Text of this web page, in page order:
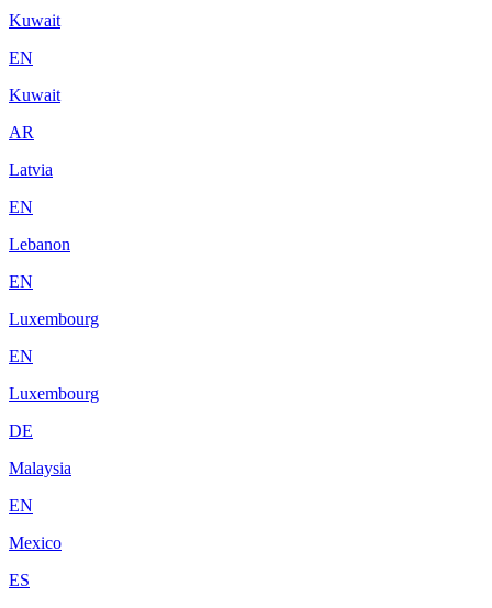
Kuwait
EN
Kuwait
AR
Latvia
EN
Lebanon
EN
Luxembourg
EN
Luxembourg
DE
Malaysia
EN
Mexico
ES